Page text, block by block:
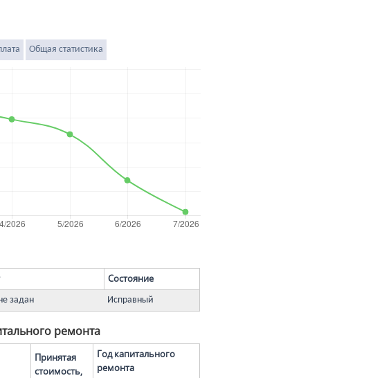
Общая статистика
Состояние
задан Исправный
ремонта
Принятая
стоимость,
Год капитального
ремонта